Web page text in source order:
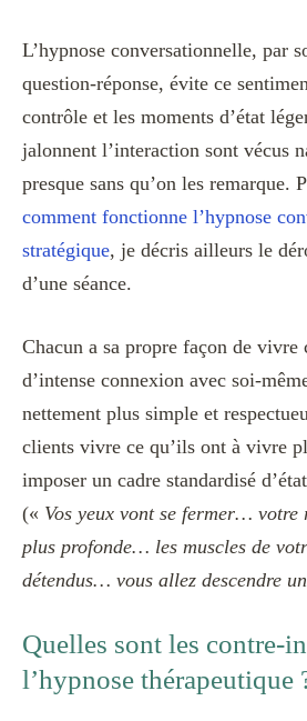
L’hypnose conversationnelle, par
question-réponse, évite ce
contrôle et les moments d’état
jalonnent l’interaction sont vécus
presque sans qu’on les remarque.
comment fonctionne l’hypnose
stratégique, je décris ailleurs le
d’une séance.
Chacun a sa propre façon de vivre
d’intense connexion avec soi-
nettement plus simple et
clients vivre ce qu’ils ont à vivre
imposer un cadre standardisé
(« Vos yeux vont se fermer… votre
plus profonde… les muscles de
détendus… vous allez descendre
Quelles sont les contre-
l’hypnose thérapeutique